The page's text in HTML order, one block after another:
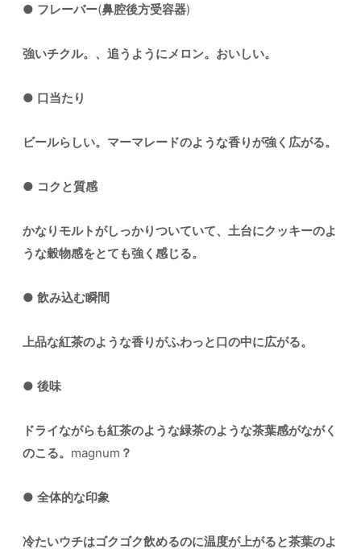
● フレーバー(鼻腔後方受容器)
強いチクル。、追うようにメロン。おいしい。
● 口当たり
ビールらしい。マーマレードのような香りが強く広がる。
● コクと質感
かなりモルトがしっかりついていて、土台にクッキーのよ
うな穀物感をとても強く感じる。
● 飲み込む瞬間
上品な紅茶のような香りがふわっと口の中に広がる。
● 後味
ドライながらも紅茶のような緑茶のような茶葉感がながく
のこる。 magnum ？
● 全体的な印象
冷たいウチはゴクゴク飲めるのに温度が上がると茶葉のよ